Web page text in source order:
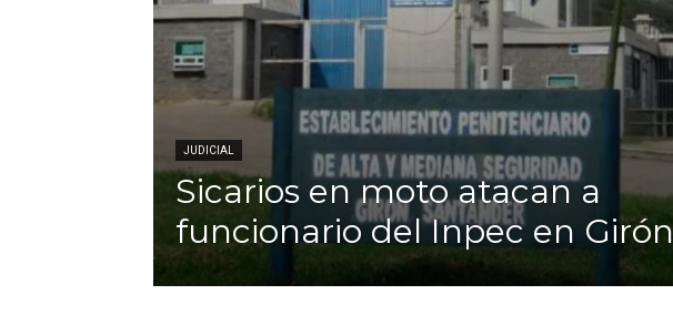
JUDICIAL
Sicarios en moto atacan a
funcionario del Inpec en Girón